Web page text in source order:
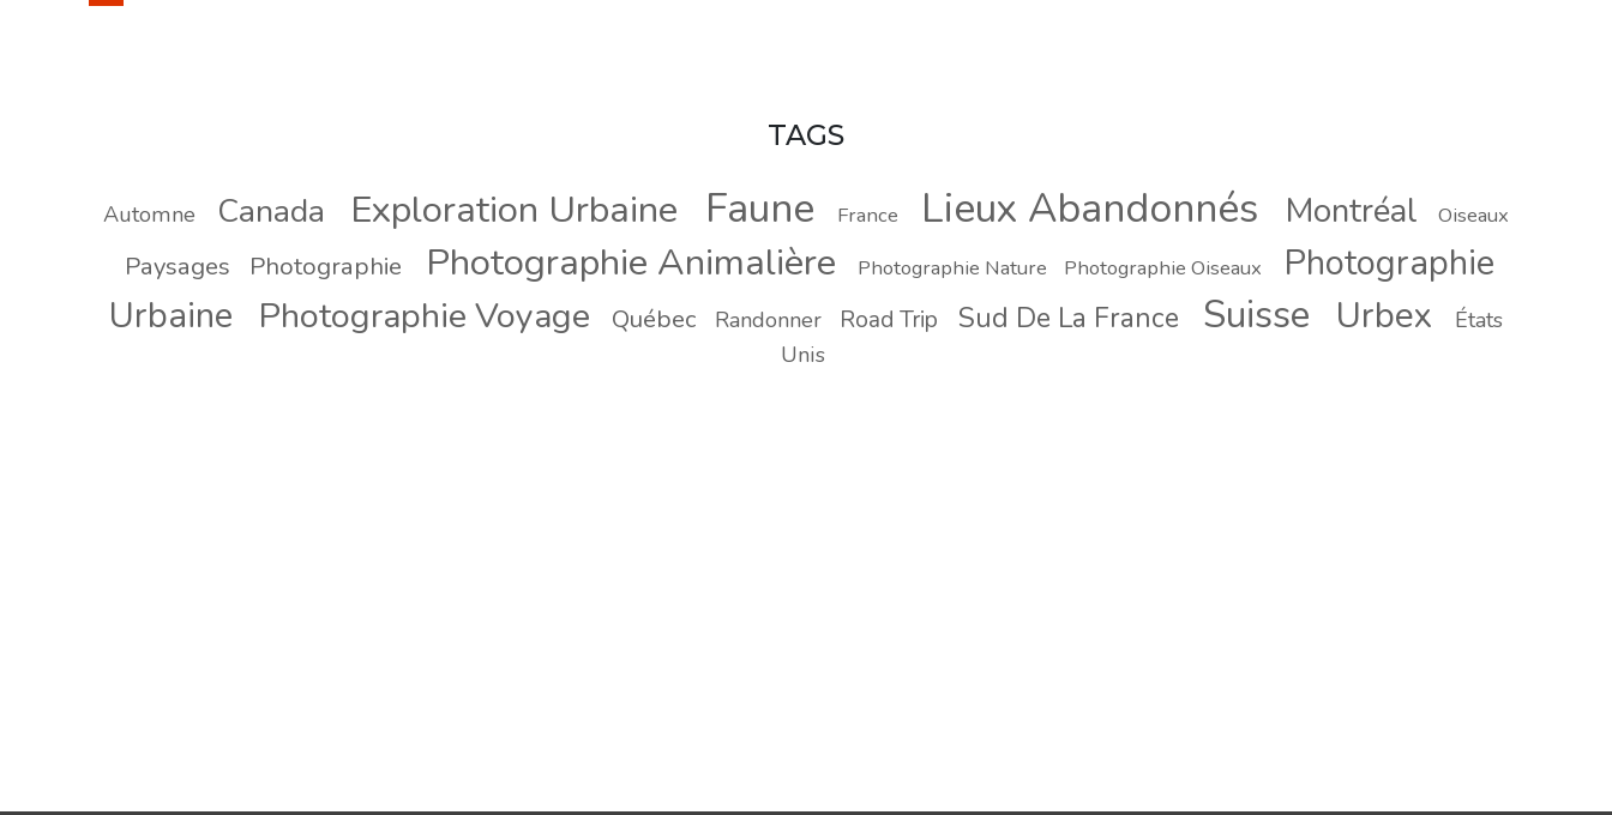
TAGS
Automne Canada Exploration Urbaine Faune France Lieux Abandonnés Montréal Oiseaux
Paysages Photographie Photographie Animalière Photographie Nature Photographie Oiseaux
Photographie
Urbaine
Photographie Voyage Québec Randonner Road Trip Sud De La France Suisse Urbex
États
Unis